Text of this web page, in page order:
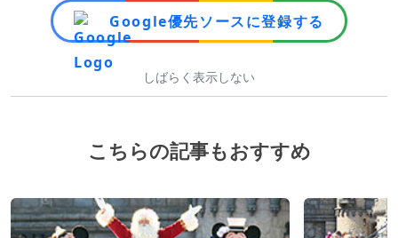
Google優先ソースに登録する
しばらく表示しない
こちらの記事もおすすめ